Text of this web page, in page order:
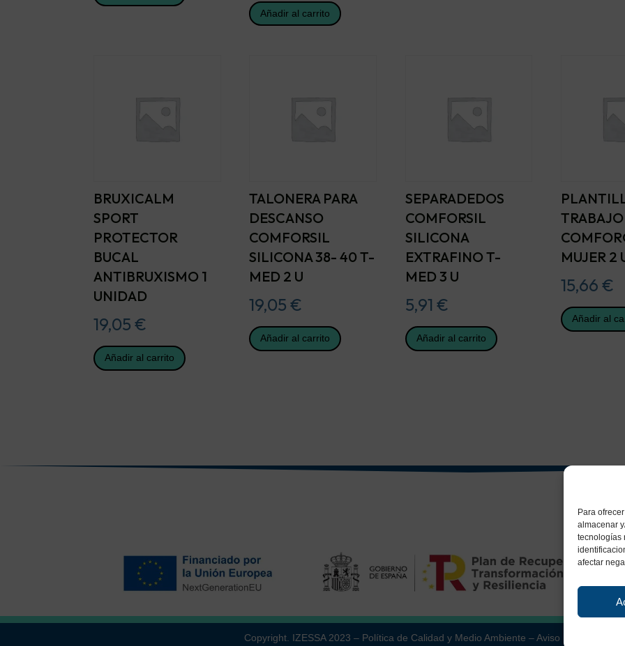
Para
almacenar
tecnologías
afectar
Añadir al carrito
BRUXICALM
SPORT
PROTECTOR
BUCAL
ANTIBRUXISMO 1
UNIDAD
19,05€
Añadir al carrito
TALONERA PARA
DESCANSO
COMFORSIL
SILICONA 38- 40 T-
MED 2 U
19,05€
Añadir al carrito
SEPARADEDOS
COMFORSIL
SILICONA
EXTRAFINO T-
MED 3 U
5,91 €
Añadir al carrito
TRABAJO
MUJER 2
15,66 €
Añadir al
Copyright. IZESSA 2023 – Política de Calidad y Medio Ambiente –Aviso Legal